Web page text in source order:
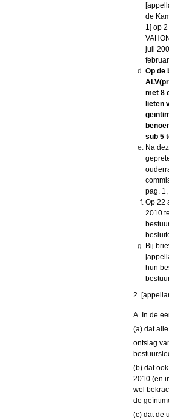
de
1] op
juli
Op de
met 8
lieten
sub 5
Na
pag.
Op 22
2010
Bij
hun
2.
A. In de
(a) dat
ontslag
(b) dat
2010 (en
wel
de
(c) dat de